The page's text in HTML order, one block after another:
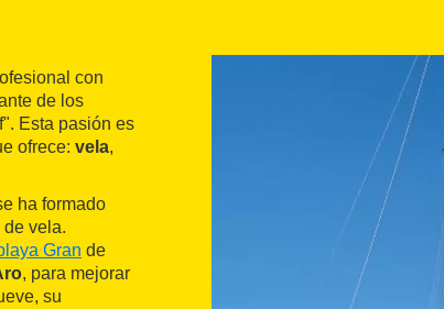
con
de los
Esta pasión es
ofrece: vela,
ha formado
vela.
Gran de
, para mejorar
su